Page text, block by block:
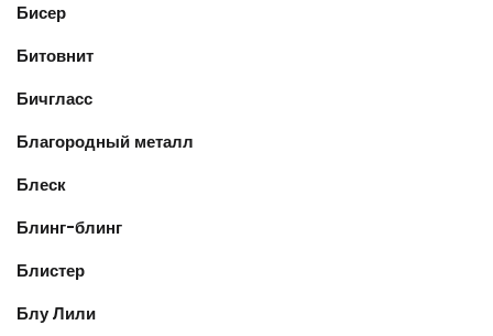
Бисер
Битовнит
Бичгласс
Благородный металл
Блеск
Блинг-блинг
Блистер
Блу Лили